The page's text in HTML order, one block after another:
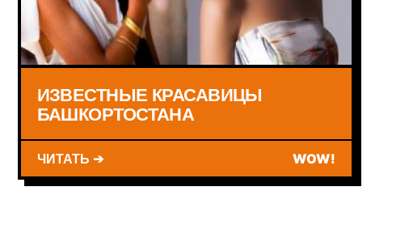
ИЗВЕСТНЫЕ КРАСАВИЦЫ
БАШКОРТОСТАНА
ЧИТАТЬ ➔ WOW!